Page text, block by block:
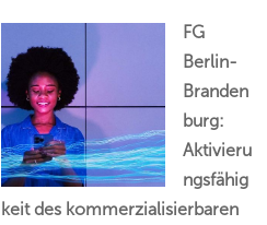
FG
Berlin-
Branden
burg:
Aktivieru
ngsfähig
keit des kommerzialisierbaren